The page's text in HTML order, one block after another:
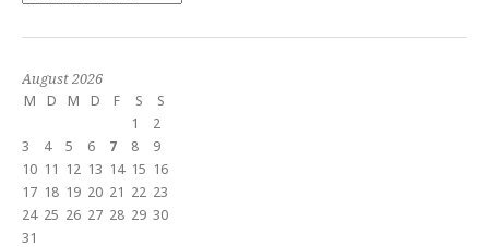
August 2026
M
D M D F S
S
1
2
3
4 5 6 7 8
9
10 11 12 13 14 15 16
17 18 19 20 21 22 23
24 25 26 27 28 29 30
31